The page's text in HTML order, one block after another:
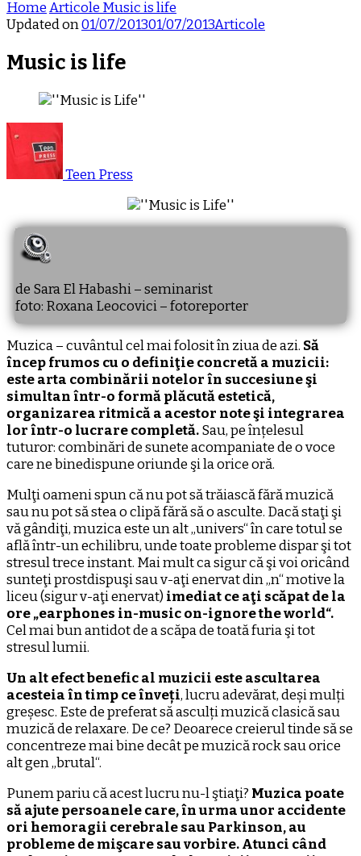
HomeArticole Music is life
Updated on01/07/201301/07/2013Articole
Music is life
Teen Press
de Sara El Habashi – seminarist
foto: Roxana Leocovici – fotoreporter
Muzica – cuvântul cel mai folosit în ziua de azi. Să
încep frumos cu o definiţie concretă a muzicii:
este arta combinării notelor în succesiune şi
simultan într-o formă plăcută estetică,
organizarea ritmică a acestor note şi integrarea
lor într-o lucrare completă.Sau, pe înțelesul
tuturor: combinări de sunete acompaniate de o voce
care ne binedispune oriunde şi la orice oră.
Mulţi oameni spun că nu pot să trăiască fără muzică
sau nu pot să stea o clipă fără să o asculte. Dacă staţi şi
vă gândiţi, muzica este un alt „univers“ în care totul se
află într-un echilibru, unde toate probleme dispar şi tot
stresul trece instant. Mai mult ca sigur că şi voi oricând
sunteţi prostdispuşi sau v-aţi enervat din „n“ motive la
liceu (sigur v-aţi enervat)imediat ce aţi scăpat de la
ore „earphones in-music on-ignore the world“.
Cel mai bun antidot de a scăpa de toată furia şi tot
stresul lumii.
Un alt efect benefic al muzicii este ascultarea
acesteia în timp ce înveți, lucru adevărat, deși mulți
greșesc. Este de preferat să asculți muzică clasică sau
muzică de relaxare. De ce? Deoarece creierul tinde să se
concentreze mai bine decât pe muzică rock sau orice
alt gen „brutal“.
Punem pariu că acest lucru nu-l ştiaţi? Muzica poate
să ajute persoanele care, în urma unor accidente
ori hemoragii cerebrale sau Parkinson, au
probleme de mişcare sau vorbire. Atunci când